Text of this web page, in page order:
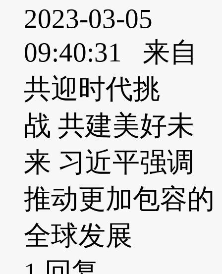
2023-03-05
09:40:31 来自
共迎时代挑
战 共建美好未
来 习近平强调
推动更加包容的
全球发展